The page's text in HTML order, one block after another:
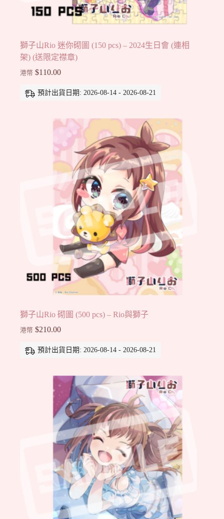
獅子山Rio 迷你砌圖 (150 pcs) – 2024生日會 (連相
架) (送限定襟章)
港幣 $110.00
預計出貨日期: 2026-08-14 - 2026-08-21
獅子山Rio 砌圖 (500 pcs) – Rio與獅子
港幣 $210.00
預計出貨日期: 2026-08-14 - 2026-08-21